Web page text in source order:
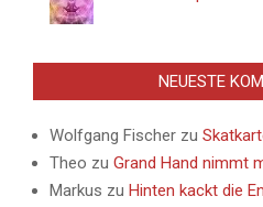
NEUESTE
Wolfgang Fischer zu
Theo zu Grand Hand nimmt
Markus zu Hinten kackt die